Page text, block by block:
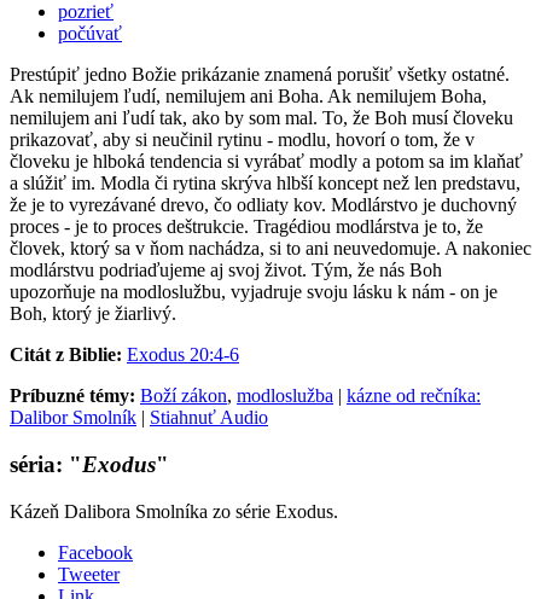
pozrieť
počúvať
Prestúpiť jedno Božie prikázanie znamená porušiť všetky ostatné.
Ak nemilujem ľudí, nemilujem ani Boha. Ak nemilujem Boha,
nemilujem ani ľudí tak, ako by som mal. To, že Boh musí človeku
prikazovať, aby si neučinil rytinu - modlu, hovorí o tom, že v
človeku je hlboká tendencia si vyrábať modly a potom sa im klaňať
a slúžiť im. Modla či rytina skrýva hlbší koncept než len predstavu,
že je to vyrezávané drevo, čo odliaty kov. Modlárstvo je duchovný
proces - je to proces deštrukcie. Tragédiou modlárstva je to, že
človek, ktorý sa v ňom nachádza, si to ani neuvedomuje. A nakoniec
modlárstvu podriaďujeme aj svoj život. Tým, že nás Boh
upozorňuje na modloslužbu, vyjadruje svoju lásku k nám - on je
Boh, ktorý je žiarlivý.
Citát z Biblie: Exodus 20:4-6
Príbuzné témy: Boží zákon, modloslužba | kázne od rečníka:
Dalibor Smolník | Stiahnuť Audio
séria: "Exodus"
Kázeň Dalibora Smolníka zo série Exodus.
Facebook
Tweeter